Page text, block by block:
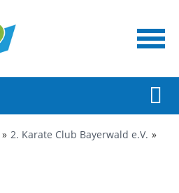
2. Karate Club Bayerwald e.V.